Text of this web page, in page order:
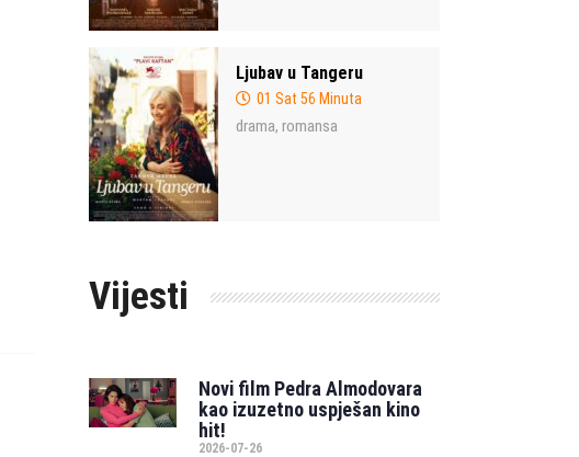
Ljubav u Tangeru
01 Sat 56 Minuta
drama, romansa
Vijesti
Novi film Pedra Almodovara
kao izuzetno uspješan kino
hit!
2026-07-26